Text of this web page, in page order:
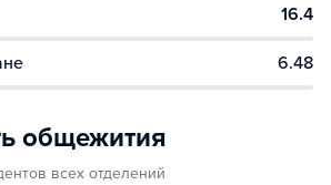
16.4
6.48
общежития
всех отделений